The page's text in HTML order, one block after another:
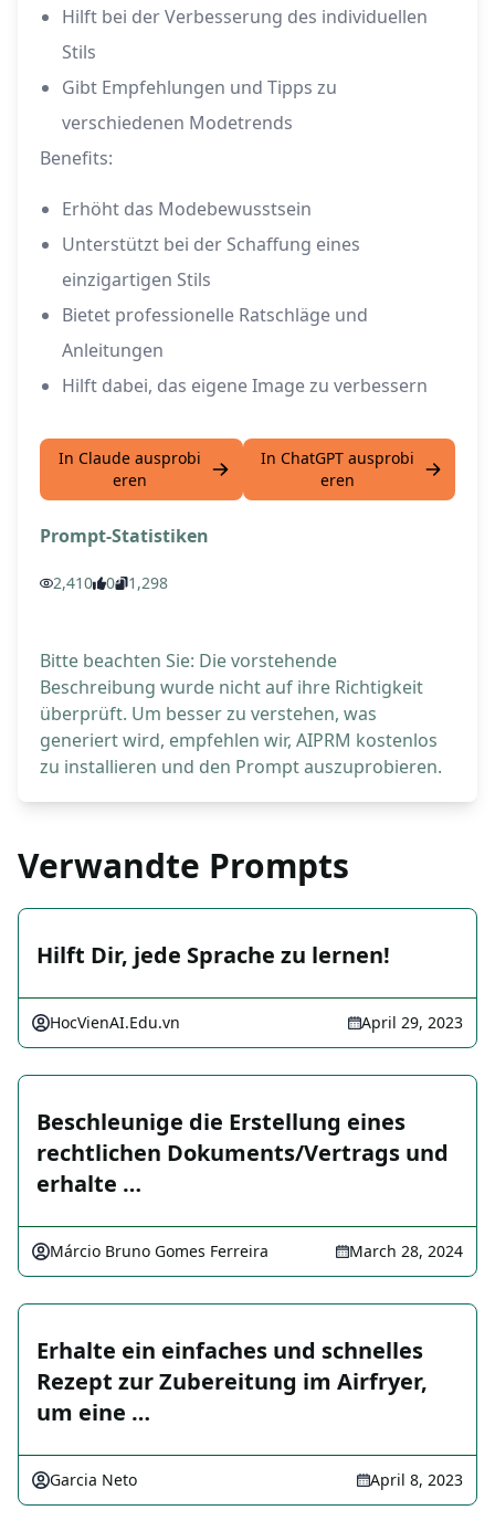
Hilft bei der Verbesserung des individuellen
Stils
Gibt Empfehlungen und Tipps zu
verschiedenen Modetrends
Benefits:
Erhöht das Modebewusstsein
Unterstützt bei der Schaffung eines
einzigartigen Stils
Bietet professionelle Ratschläge und
Anleitungen
Hilft dabei, das eigene Image zu verbessern
In Claude ausprobi
eren
In ChatGPT ausprobi
eren
Prompt-Statistiken
2,410 0 1,298
Bitte beachten Sie: Die vorstehende
Beschreibung wurde nicht auf ihre Richtigkeit
überprüft. Um besser zu verstehen, was
generiert wird, empfehlen wir, AIPRM kostenlos
zu installieren und den Prompt auszuprobieren.
Verwandte Prompts
Hilft Dir, jede Sprache zu lernen!
HocVienAI.Edu.vn April 29, 2023
Beschleunige die Erstellung eines
rechtlichen Dokuments/Vertrags und
erhalte …
Márcio Bruno Gomes Ferreira March 28, 2024
Erhalte ein einfaches und schnelles
Rezept zur Zubereitung im Airfryer,
um eine …
Garcia Neto April 8, 2023